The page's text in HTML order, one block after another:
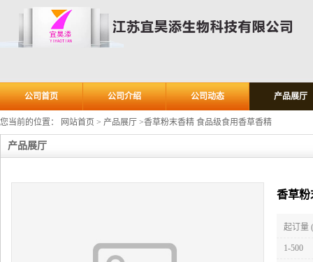
公司首页 公司介绍 公司动态 产品展厅
您当前的位置： 网站首页 > 产品展厅 >香草粉末香精 食品级食用香草香精
产品展厅
香草粉
起订量
1-500